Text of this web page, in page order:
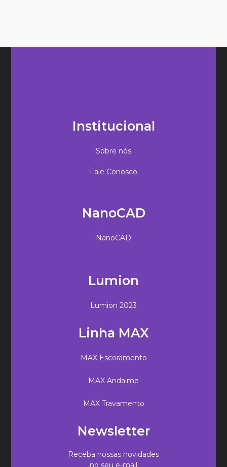
Institucional
Sobre nós
Fale Conosco
NanoCAD
NanoCAD
Lumion
Lumion 2023
Linha MAX
MAX Escoramento
MAX Andaime
MAX Travamento
Newsletter
Receba nossas novidades
no seu e-mail